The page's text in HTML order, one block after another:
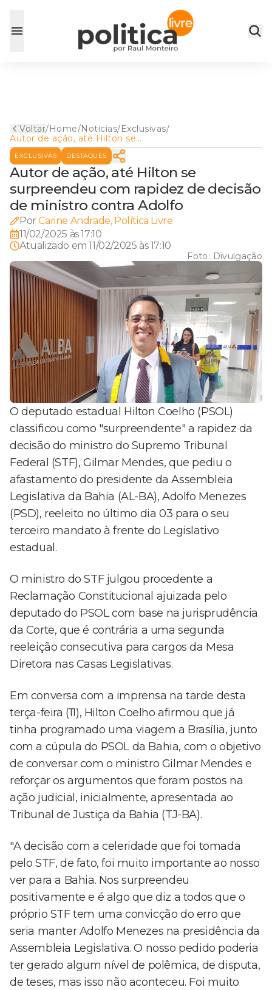
Voltar/Home/Noticias/Exclusivas/
Autor de ação, até Hilton se
surpreendeu com rapidez de
decisão de ministro contra
Adolfo
EXCLUSIVAS DESTAQUES
Autor de ação, até Hilton se
surpreendeu com rapidez de decisão
de ministro contra Adolfo
Por Carine Andrade, Política Livre
11/02/2025 às 17:10
Atualizado em11/02/2025 às 17:10
Foto: Divulgação
O deputado estadual Hilton Coelho (PSOL)
classificou como "surpreendente" a rapidez da
decisão do ministro do Supremo Tribunal
Federal (STF), Gilmar Mendes, que pediu o
afastamento do presidente da Assembleia
Legislativa da Bahia (AL-BA), Adolfo Menezes
(PSD), reeleito no último dia 03 para o seu
terceiro mandato à frente do Legislativo
estadual.
O ministro do STF julgou procedente a
Reclamação Constitucional ajuizada pelo
deputado do PSOL com base na jurisprudência
da Corte, que é contrária a uma segunda
reeleição consecutiva para cargos da Mesa
Diretora nas Casas Legislativas.
Em conversa com a imprensa na tarde desta
terça-feira (11), Hilton Coelho afirmou que já
tinha programado uma viagem a Brasília, junto
com a cúpula do PSOL da Bahia, com o objetivo
de conversar com o ministro Gilmar Mendes e
reforçar os argumentos que foram postos na
ação judicial, inicialmente, apresentada ao
Tribunal de Justiça da Bahia (TJ-BA).
"A decisão com a celeridade que foi tomada
pelo STF, de fato, foi muito importante ao nosso
ver para a Bahia. Nos surpreendeu
positivamente e é algo que diz a todos que o
próprio STF tem uma convicção do erro que
seria manter Adolfo Menezes na presidência da
Assembleia Legislativa. O nosso pedido poderia
ter gerado algum nível de polêmica, de disputa,
de teses, mas isso não aconteceu. Foi muito